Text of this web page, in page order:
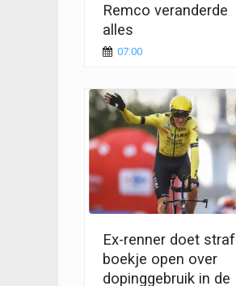
Remco veranderde
alles
07:00
Ex-renner doet straf
boekje open over
dopinggebruik in de